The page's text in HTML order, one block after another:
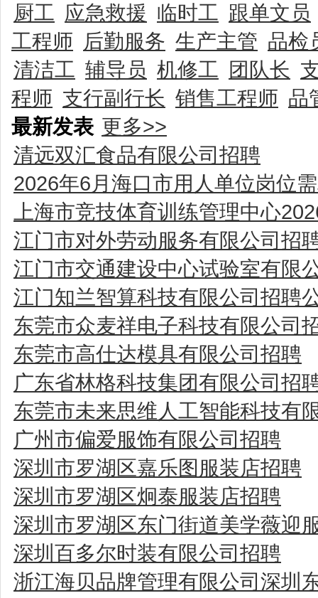
厨工 应急救援 临时工 跟单文员
工程师 后勤服务 生产主管 品检
清洁工 辅导员 机修工 团队长
程师 支行副行长 销售工程师 品
最新发表 更多>>
清远双汇食品有限公司招聘
2026年6月海口市用人单位岗位
上海市竞技体育训练管理中心
江门市对外劳动服务有限公司招
江门市交通建设中心试验室有限
江门知兰智算科技有限公司招聘
东莞市众麦祥电子科技有限公司
东莞市高仕达模具有限公司招聘
广东省林格科技集团有限公司招
东莞市未来思维人工智能科技有
广州市偏爱服饰有限公司招聘
深圳市罗湖区嘉乐图服装店招聘
深圳市罗湖区炯泰服装店招聘
深圳市罗湖区东门街道美学薇迎
深圳百多尔时装有限公司招聘
浙江海贝品牌管理有限公司深圳